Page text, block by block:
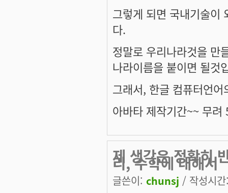
그렇게 되면 국내기술이
다.
정말로 우리나라것을 만
나라이름을 붙이면 될것
그래서, 한글 컴퓨터언
아바타 제작기간~~ 무
제 생각은 정확히
리, 수학에 대해서
글쓴이: chunsj / 작성시